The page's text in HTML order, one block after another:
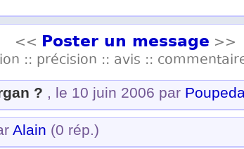
<< Poster un message >>
:: précision :: avis ::
? , le 10 juin 2006 par
Alain (0 rép.)